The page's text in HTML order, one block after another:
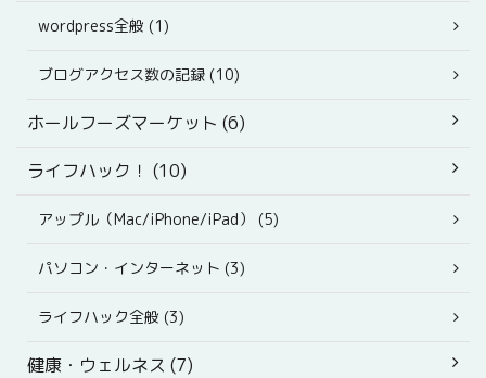
wordpress全般 (1)
ブログアクセス数の記録 (10)
ホールフーズマーケット (6)
ライフハック！ (10)
アップル（Mac/iPhone/iPad） (5)
パソコン・インターネット (3)
ライフハック全般 (3)
健康・ウェルネス (7)